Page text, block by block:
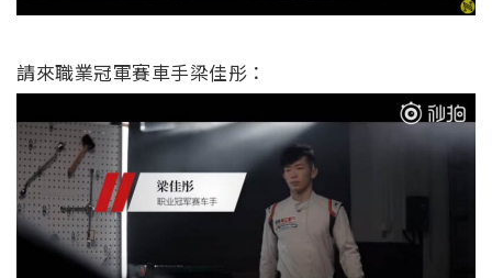
請來職業冠軍賽車手梁佳彤：